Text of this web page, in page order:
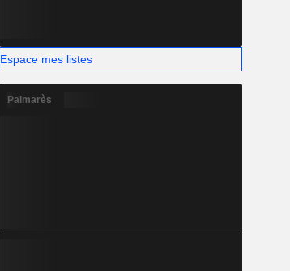
Espace mes listes
Palmarès